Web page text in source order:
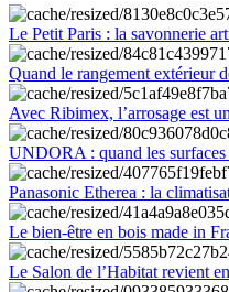
Le Petit Paris : la savonnerie
Quand le rangement extérieur
Avec Ribimex, l’arrosage est
UNDORA : quand les
Panasonic Etherea : la
Le bien-être en bois made in
Le Salon de l’Habitat revient